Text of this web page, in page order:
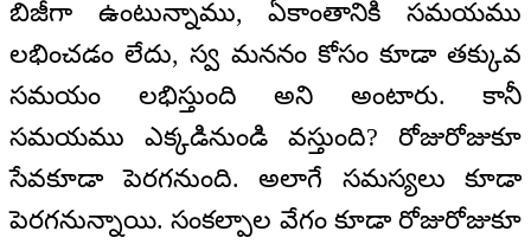
బిజీగా ఉంటున్నాము, ఏకాంతానికి సమయము
లభించడం లేదు, స్వ మననం కోసం కూడా తక్కువ
సమయం లభిస్తుంది అని అంటారు. కానీ
సమయము ఎక్కడినుండి వస్తుంది? రోజురోజుకూ
సేవకూడా పెరగనుంది. అలాగే సమస్యలు కూడా
పెరగనున్నాయి. సంకల్పాల వేగం కూడా రోజురోజుకూ